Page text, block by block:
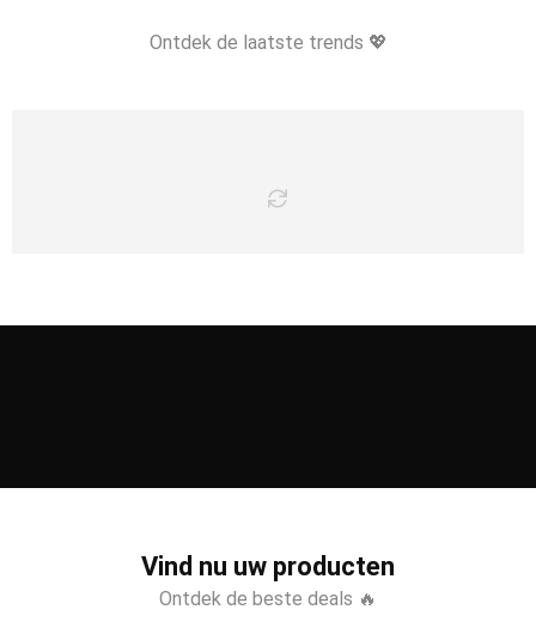
Ontdek de laatste trends 💖
Vind nu uw producten
Ontdek de beste deals 🔥